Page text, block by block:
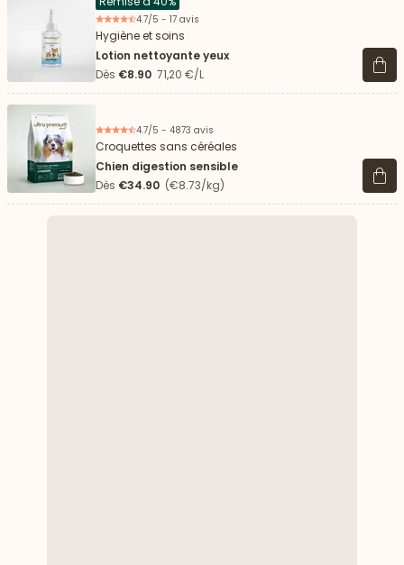
4.7/5 - 17 avis
Hygiène et soins
Lotion nettoyante yeux
Dès €8.90 71,20 €/L Voir
4.7/5 - 4873 avis
Croquettes sans céréales
Chien digestion sensible
Dès €34.90 (€8.73/kg) Voir